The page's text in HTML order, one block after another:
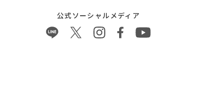
公式ソーシャルメディア